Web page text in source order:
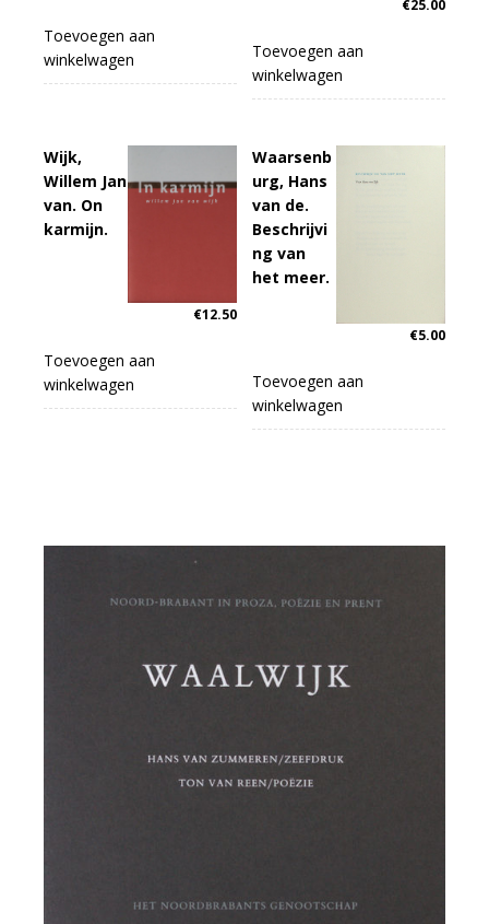
Toevoegen aan
winkelwagen
€25.00
Toevoegen aan
winkelwagen
Wijk,
Willem Jan
van. On
karmijn.
€12.50
Toevoegen aan
winkelwagen
Waarsenb
urg, Hans
van de.
Beschrijvi
ng van
het meer.
€5.00
Toevoegen aan
winkelwagen